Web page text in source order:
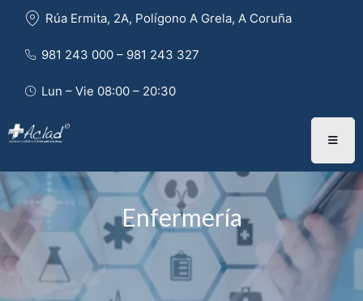
Rúa Ermita, 2A, Polígono A Grela, A Coruña
981 243 000 – 981 243 327
Lun – Vie 08:00 – 20:30
Enfermería